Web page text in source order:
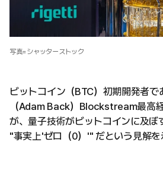
写真=シャッターストック
ビットコイン（BTC）初期開発者で
（Adam Back）Blockstream最高
が、量子技術がビットコインに及ぼ
"事実上'ゼロ（0）'" だという見解を